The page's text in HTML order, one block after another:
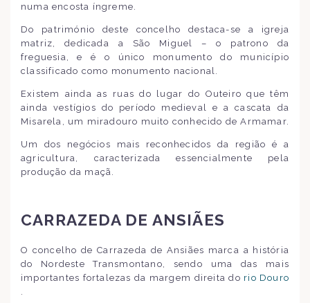
numa encosta íngreme.
Do património deste concelho destaca-se a igreja
matriz, dedicada a São Miguel – o patrono da
freguesia, e é o único monumento do município
classificado como monumento nacional.
Existem ainda as ruas do lugar do Outeiro que têm
ainda vestígios do período medieval e a cascata da
Misarela, um miradouro muito conhecido de Armamar.
Um dos negócios mais reconhecidos da região é a
agricultura, caracterizada essencialmente pela
produção da maçã.
CARRAZEDA DE ANSIÃES
O concelho de Carrazeda de Ansiães marca a história
do Nordeste Transmontano, sendo uma das mais
importantes fortalezas da margem direita do rio Douro